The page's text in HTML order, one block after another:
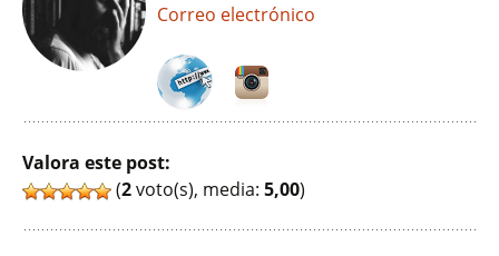
Correo electrónico
http://www.alexcarausan.com
Valora este post:
(2voto(s), media: 5,00)